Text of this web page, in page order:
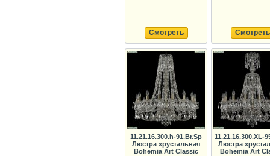
Смотреть Смотреть
11.21.16.300.h-91.Br.Sp
Люстра хрустальная
Bohemia Art Classic
11.21.16.300.XL-
Люстра
Bohemia Art